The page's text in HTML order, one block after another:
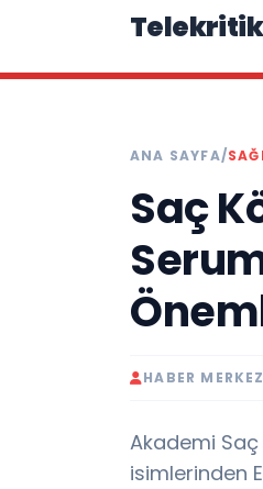
Telekritik
ANA SAYFA/
Saç
HABER
Akademi
isimlerinden